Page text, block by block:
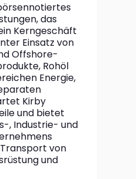
das
Kerngeschäft
Einsatz von
Offshore-
Rohöl
Energie,
Kirby
und bietet
, Industrie- und
von
und